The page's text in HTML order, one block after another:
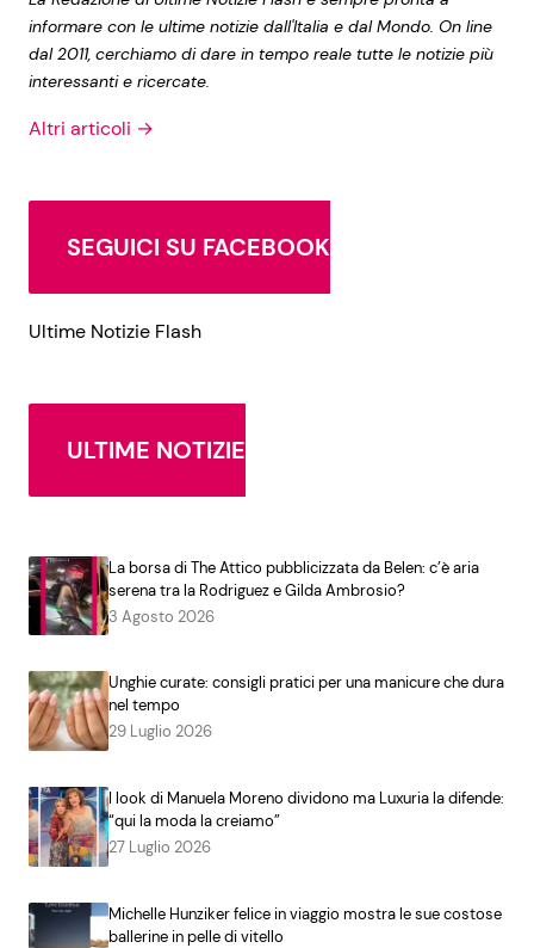
informare con le ultime notizie dall'Italia e dal Mondo. On line
dal 2011, cerchiamo di dare in tempo reale tutte le notizie più
interessanti e ricercate.
Altri articoli →
SEGUICI SU FACEBOOK
Ultime Notizie Flash
ULTIME NOTIZIE
La borsa di The Attico pubblicizzata da Belen: c’è aria
serena tra la Rodriguez e Gilda Ambrosio?
3 Agosto 2026
Unghie curate: consigli pratici per una manicure che dura
nel tempo
29 Luglio 2026
I look di Manuela Moreno dividono ma Luxuria la difende:
“qui la moda la creiamo”
27 Luglio 2026
Michelle Hunziker felice in viaggio mostra le sue costose
ballerine in pelle di vitello